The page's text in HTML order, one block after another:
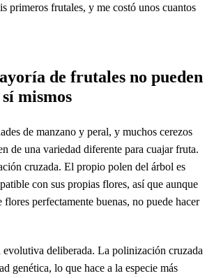
primeros frutales, y me costó unos cuantos
de frutales no pueden
mismos
de manzano y peral, y muchos cerezos
de una variedad diferente para cuajar fruta.
cruzada. El propio polen del árbol es
con sus propias flores, así que aunque
perfectamente buenas, no puede hacer
evolutiva deliberada. La polinización cruzada
genética, lo que hace a la especie más